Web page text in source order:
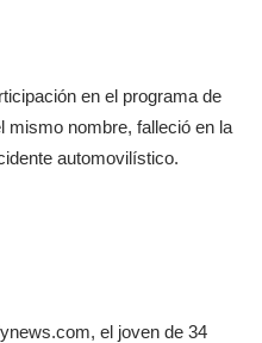
en el programa de
nombre, falleció en la
automovilístico.
el joven de 34